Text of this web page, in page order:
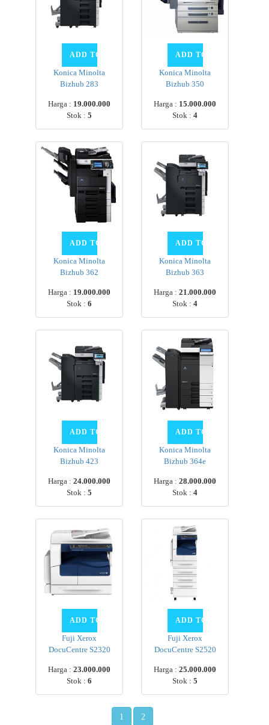
Konica Minolta
Bizhub 283
Harga : 19.000.000
Stok :5
Konica Minolta
Bizhub 350
Harga : 15.000.000
Stok :4
Konica Minolta
Bizhub 362
Harga : 19.000.000
Stok :6
Konica Minolta
Bizhub 363
Harga :21.000.000
Stok :4
Konica Minolta
Bizhub 423
Harga :24.000.000
Stok :5
Konica Minolta
Bizhub 364e
Harga :28.000.000
Stok :4
Fuji Xerox
DocuCentre S2320
Harga :23.000.000
Stok :6
Fuji Xerox
DocuCentre S2520
Harga :25.000.000
Stok :5
1 2